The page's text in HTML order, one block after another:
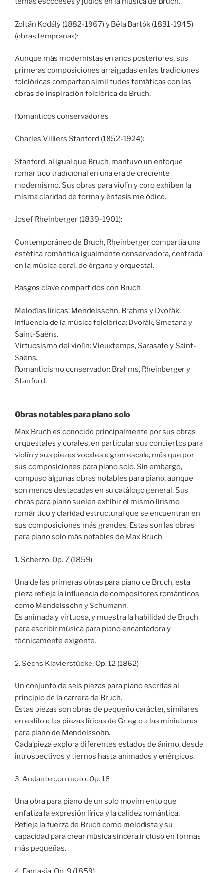
Zoltán Kodály (1882-1967) y Béla Bartók (1881-1945)
(obras tempranas):
Aunque más modernistas en años posteriores, sus
primeras composiciones arraigadas en las tradiciones
folclóricas comparten similitudes temáticas con las
obras de inspiración folclórica de Bruch.
Románticos conservadores
Charles Villiers Stanford (1852-1924):
Stanford, al igual que Bruch, mantuvo un enfoque
romántico tradicional en una era de creciente
modernismo. Sus obras para violín y coro exhiben la
misma claridad de forma y énfasis melódico.
Josef Rheinberger (1839-1901):
Contemporáneo de Bruch, Rheinberger compartía una
estética romántica igualmente conservadora, centrada
en la música coral, de órgano y orquestal.
Rasgos clave compartidos con Bruch
Melodías líricas: Mendelssohn, Brahms y Dvořák.
Influencia de la música folclórica: Dvořák, Smetana y
Saint-Saëns.
Virtuosismo del violín: Vieuxtemps, Sarasate y Saint-
Saëns.
Romanticismo conservador: Brahms, Rheinberger y
Stanford.
Obras notables para piano solo
Max Bruch es conocido principalmente por sus obras
orquestales y corales, en particular sus conciertos para
violín y sus piezas vocales a gran escala, más que por
sus composiciones para piano solo. Sin embargo,
compuso algunas obras notables para piano, aunque
son menos destacadas en su catálogo general. Sus
obras para piano suelen exhibir el mismo lirismo
romántico y claridad estructural que se encuentran en
sus composiciones más grandes. Estas son las obras
para piano solo más notables de Max Bruch:
1. Scherzo, Op. 7 (1859)
Una de las primeras obras para piano de Bruch, esta
pieza refleja la influencia de compositores románticos
como Mendelssohn y Schumann.
Es animada y virtuosa, y muestra la habilidad de Bruch
para escribir música para piano encantadora y
técnicamente exigente.
2. Sechs Klavierstücke, Op. 12 (1862)
Un conjunto de seis piezas para piano escritas al
principio de la carrera de Bruch.
Estas piezas son obras de pequeño carácter, similares
en estilo a las piezas líricas de Grieg o a las miniaturas
para piano de Mendelssohn.
Cada pieza explora diferentes estados de ánimo, desde
introspectivos y tiernos hasta animados y enérgicos.
3. Andante con moto, Op. 18
Una obra para piano de un solo movimiento que
enfatiza la expresión lírica y la calidez romántica.
Refleja la fuerza de Bruch como melodista y su
capacidad para crear música sincera incluso en formas
más pequeñas.
4. Fantasía, Op. 9 (1859)